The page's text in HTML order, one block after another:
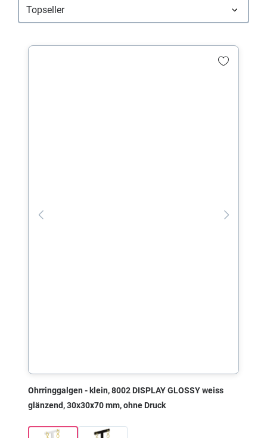
Ohrringgalgen - klein, 8002 DISPLAY GLOSSY weiss
glänzend, 30x30x70 mm, ohne Druck